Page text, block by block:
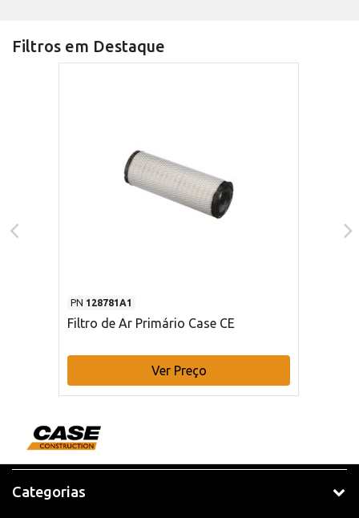
Filtros em Destaque
PN 128781A1
Filtro de Ar Primário Case CE
Ver Preço
Categorias